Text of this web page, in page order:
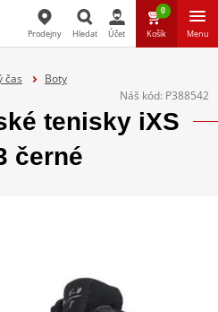
Prodejny Hledat Účet
0
Košík Menu
čas
Boty
Náš kód: P388542
tenisky iXS
černé